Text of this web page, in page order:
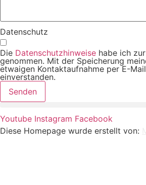
Datenschutz
Die Datenschutzhinweise habe ich
genommen. Mit der Speicherung
etwaigen Kontaktaufnahme per E-
einverstanden.
Senden
Youtube Instagram Facebook
Diese Homepage wurde erstellt von: